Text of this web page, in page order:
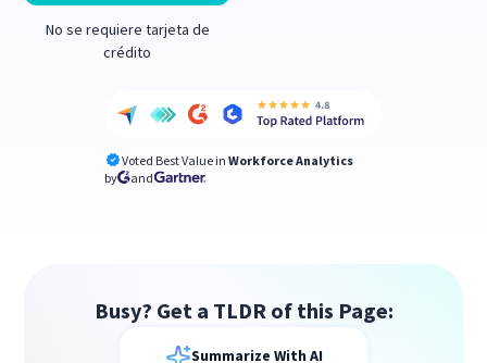
No se requiere tarjeta de
crédito
Voted Best Value in Workforce Analytics
by
and
Busy? Get a TLDR of this Page:
Summarize With AI